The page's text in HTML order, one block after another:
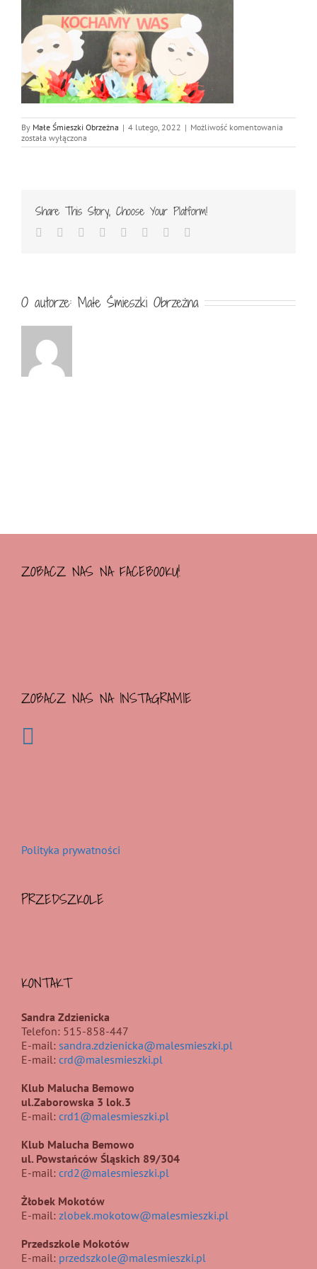
By Małe Śmieszki Obrzeżna | 4 lutego, 2022 | Możliwość komentowania
została wyłączona
Share This Story, Choose Your Platform!
Facebook
TwitterReddit LinkedIn
TumblrPinterest
O autorze: Małe Śmieszki Obrzeżna
ZOBACZ NAS NA FACEBOOKU!
ZOBACZ NAS NA INSTAGRAMIE
Polityka prywatności
PRZEDSZKOLE
KONTAKT
Sandra Zdzienicka
Telefon: 515-858-447
E-mail: sandra.zdzienicka@malesmieszki.pl
E-mail: crd@malesmieszki.pl
Klub Malucha Bemowo
ul.Zaborowska 3 lok.3
E-mail: crd1@malesmieszki.pl
Klub Malucha Bemowo
ul. Powstańców Śląskich 89/304
E-mail: crd2@malesmieszki.pl
Żłobek Mokotów
E-mail: zlobek.mokotow@malesmieszki.pl
Przedszkole Mokotów
E-mail: przedszkole@malesmieszki.pl